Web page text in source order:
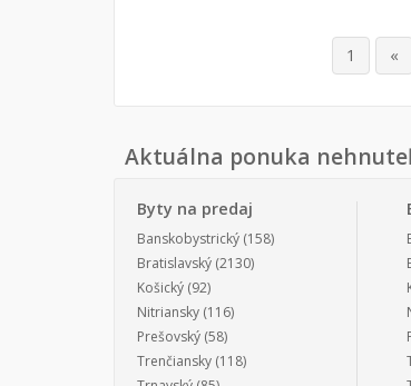
1 «
Aktuálna ponuka
Byty na predaj
Banskobystrický (158)
Bratislavský (2130)
Košický (92)
Nitriansky (116)
Prešovský (58)
Trenčiansky (118)